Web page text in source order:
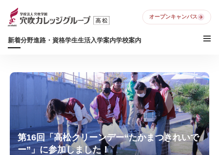
新着分野進路・資格学生生活入学案内学校案内
オープンキャンパス
第16回「高松クリーンデー“たかまつきれいで
ー”」に参加しました！